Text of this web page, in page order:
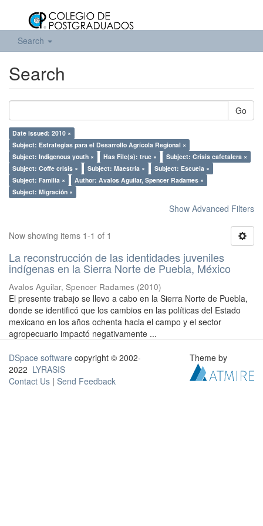
Search
Search
Go
Date issued: 2010 ×
Subject: Estrategias para el Desarrollo Agrícola Regional ×
Subject: Indigenous youth ×
Has File(s): true ×
Subject: Crisis cafetalera ×
Subject: Coffe crisis ×
Subject: Maestría ×
Subject: Escuela ×
Subject: Familia ×
Author: Avalos Aguilar, Spencer Radames ×
Subject: Migración ×
Show Advanced Filters
Now showing items 1-1 of 1
La reconstrucción de las identidades juveniles
indígenas en la Sierra Norte de Puebla, México
Avalos Aguilar, Spencer Radames (2010)
El presente trabajo se llevo a cabo en la Sierra Norte de Puebla,
donde se identificó que los cambios en las políticas del Estado
mexicano en los años ochenta hacia el campo y el sector
agropecuario impactó negativamente ...
DSpace software copyright © 2002-
2022 LYRASIS
Contact Us | Send Feedback
Theme by